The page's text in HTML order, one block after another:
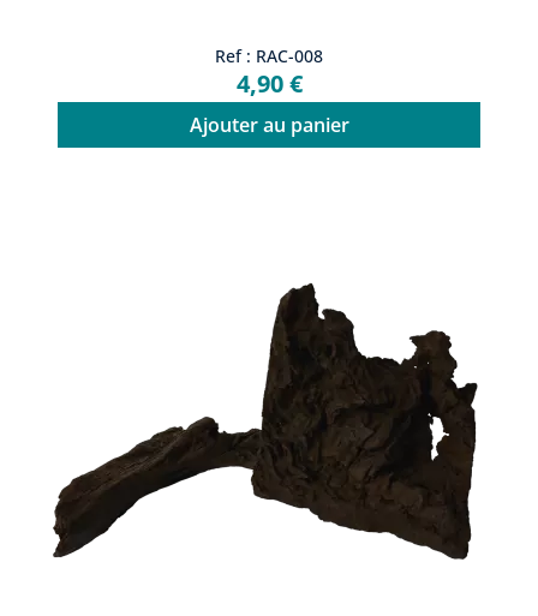
Ref : RAC-008
4,90 €
Ajouter au panier